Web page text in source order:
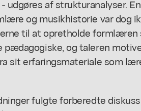
udgøres af strukturanalyser.
og musikhistorie var dog
til at opretholde
og taleren
sit erfaringsmateriale som
fulgte forberedte